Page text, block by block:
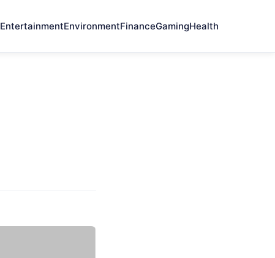
EntertainmentEnvironmentFinanceGamingHealth